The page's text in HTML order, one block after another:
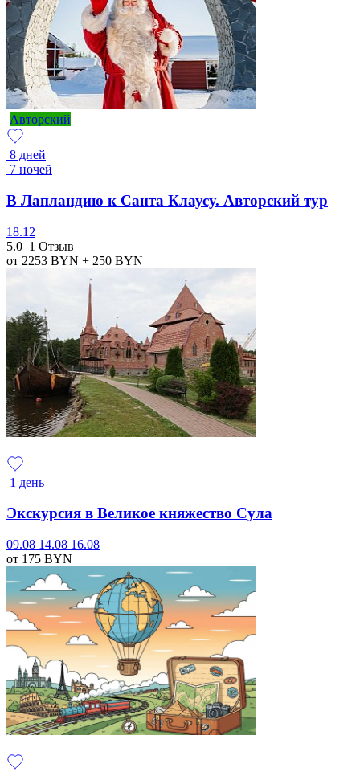
Авторский
8 дней
7 ночей
В Лапландию к Санта Клаусу. Авторский тур
18.12
5.0 1 Отзыв
от 2253 BYN + 250 BYN
1 день
Экскурсия в Великое княжество Сула
09.08 14.08 16.08
от 175 BYN